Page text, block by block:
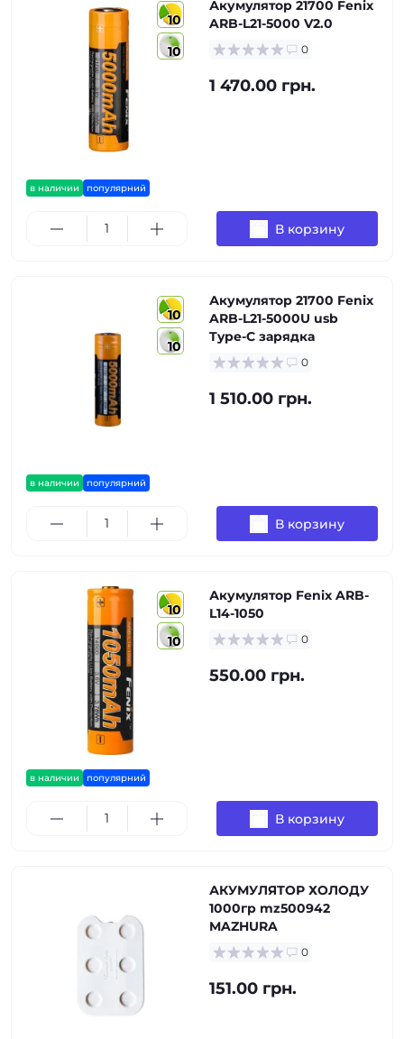
10
10
в наличии популярний
Акумулятор 21700 Fenix
ARB-L21-5000 V2.0
0
1 470.00 грн.
В корзину
10
10
в наличии популярний
Акумулятор 21700 Fenix
ARB-L21-5000U usb
Type-C зарядка
0
1 510.00 грн.
В корзину
10
10
в наличии популярний
Акумулятор Fenix ARB-
L14-1050
0
550.00 грн.
В корзину
АКУМУЛЯТОР ХОЛОДУ
1000гр mz500942
MAZHURA
0
151.00 грн.